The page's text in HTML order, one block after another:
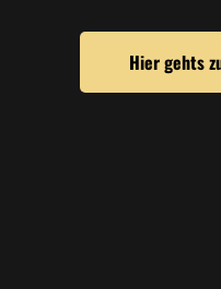
Hier gehts